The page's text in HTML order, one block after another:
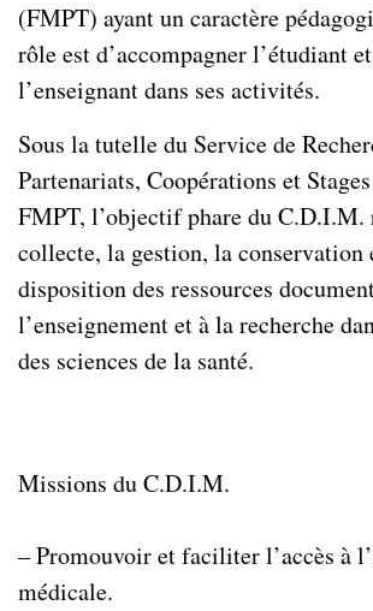
(FMPT) ayant un caractère
rôle est d’accompagner l’étudiant
l’enseignant dans ses activités.
Sous la tutelle du Service de
Partenariats, Coopérations et
FMPT, l’objectif phare du C.D.I.M.
collecte, la gestion, la conservation
disposition des ressources
l’enseignement et à la recherche
des sciences de la santé.
Missions du C.D.I.M.
– Promouvoir et faciliter l’accès à
médicale.